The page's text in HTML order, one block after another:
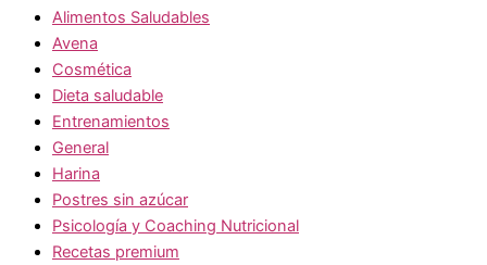
Alimentos Saludables
Avena
Cosmética
Dieta saludable
Entrenamientos
General
Harina
Postres sin azúcar
Psicología y Coaching Nutricional
Recetas premium